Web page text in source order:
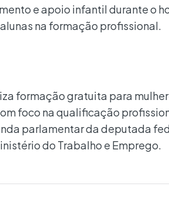
e apoio infantil durante o
na formação profissional.
formação gratuita para
foco na qualificação
parlamentar da deputada
do Trabalho e Emprego.